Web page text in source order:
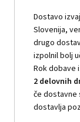
Dostavo
Slovenija,
drugo
izpolnil bolj
Rok dobave
2 delovnih
če dostavne
dostavlja